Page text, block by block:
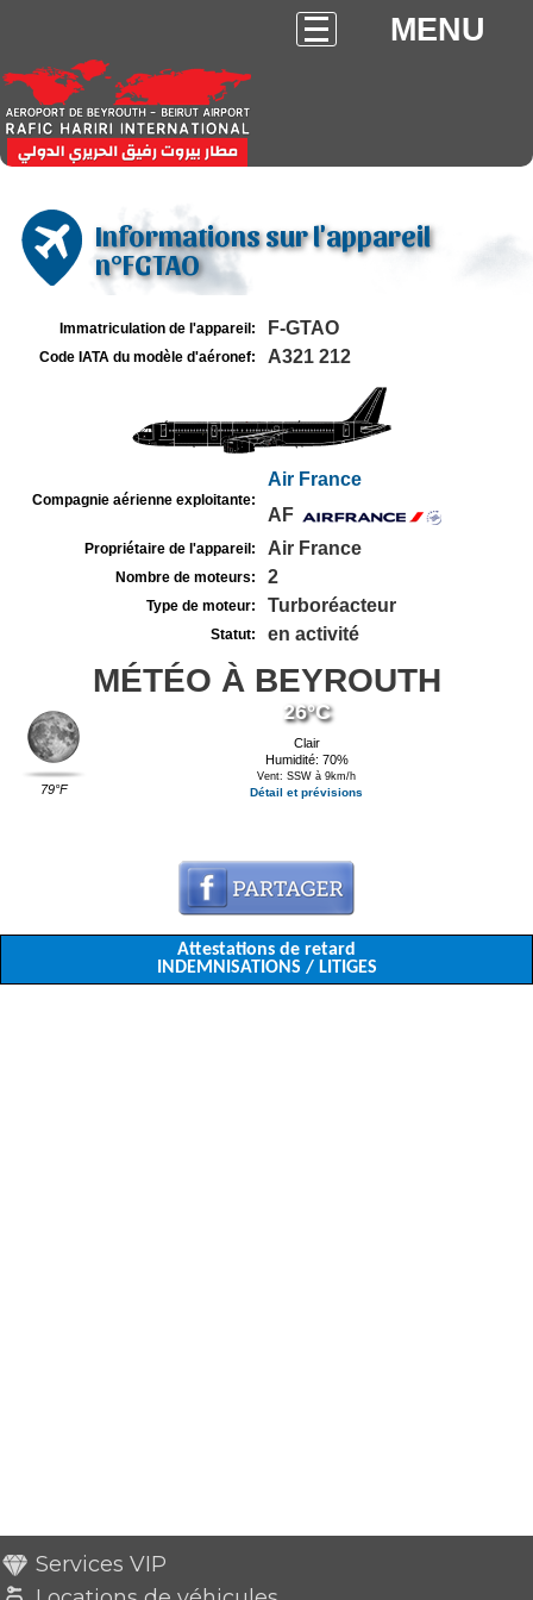
MENU
Informations sur l'appareil
n°FGTAO
Immatriculation de l'appareil: F-GTAO
Code IATA du modèle d'aéronef: A321 212
Compagnie aérienne exploitante:
Air France
AF
Propriétaire de l'appareil: Air France
Nombre de moteurs: 2
Type de moteur: Turboréacteur
Statut: en activité
MÉTÉO À BEYROUTH
79°F
26°C
Clair
Humidité: 70%
Vent: SSW à 9km/h
Détail et prévisions
Attestations de retard
INDEMNISATIONS / LITIGES
Services VIP